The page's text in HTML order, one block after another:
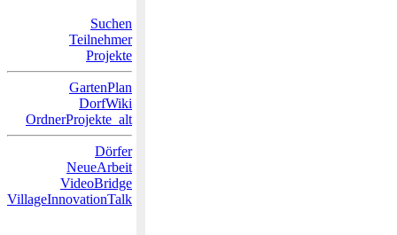
Suchen
Teilnehmer
Projekte
GartenPlan
DorfWiki
OrdnerProjekte_alt
Dörfer
NeueArbeit
VideoBridge
VillageInnovationTalk